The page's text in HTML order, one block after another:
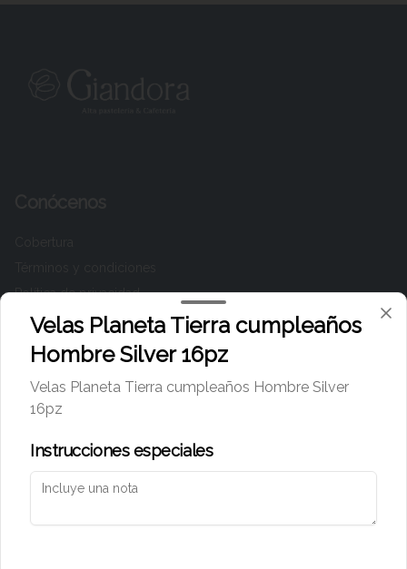
Política de privacidad
Redes sociales
Mi cuenta
Iniciar sesión
Velas Planeta Tierra cumpleaños
Hombre Silver 16pz
Velas Planeta Tierra cumpleaños Hombre Silver
16pz
Instrucciones especiales